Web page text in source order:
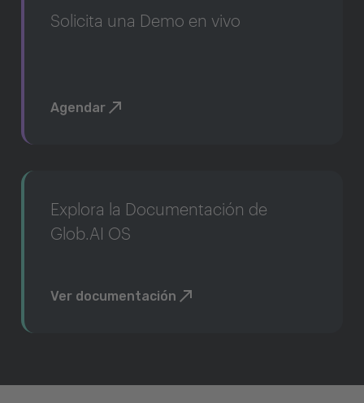
Solicita una Demo en vivo
Agendar
Explora la Documentación de
Glob.AI OS
Ver documentación